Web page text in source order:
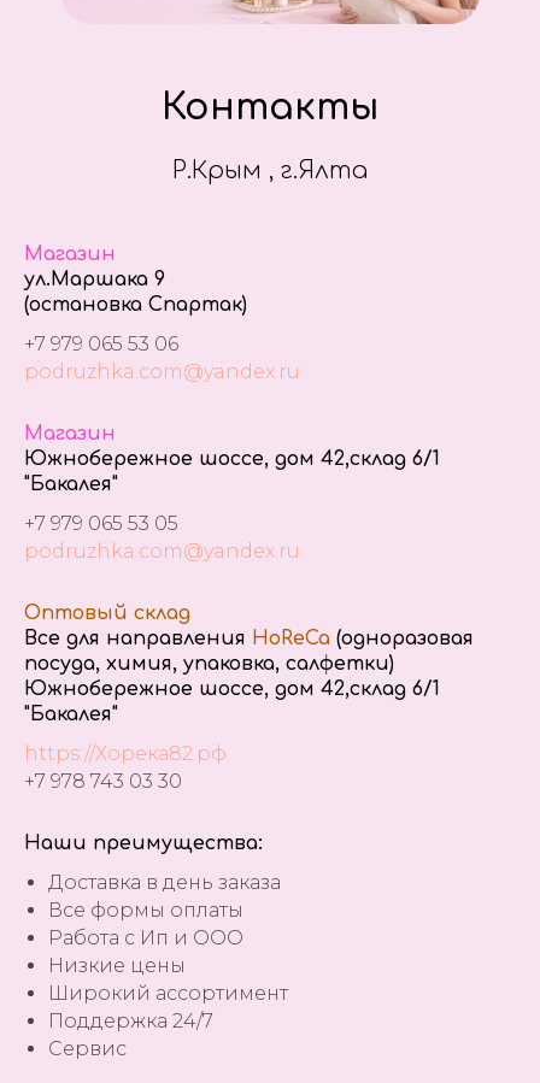
Контакты
Р.Крым , г.Ялта
Магазин
ул.Маршака 9
(остановка Спартак)
+7 979 065 53 06
podruzhka.com@yandex.ru
Магазин
Южнобережное шоссе, дом 42,склад 6/1
"Бакалея"
+7 979 065 53 05
podruzhka.com@yandex.ru
Оптовый склад
Все для направления HoReCa (одноразовая
посуда, химия, упаковка, салфетки)
Южнобережное шоссе, дом 42,склад 6/1
"Бакалея"
https://Хорека82.рф
+7 978 743 03 30
Наши преимущества:
Доставка в день заказа
Все формы оплаты
Работа с Ип и ООО
Низкие цены
Широкий ассортимент
Поддержка 24/7
Сервис